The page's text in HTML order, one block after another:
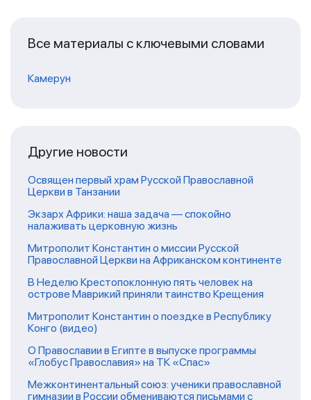
Все материалы с ключевыми словами
Камерун
Другие новости
Освящен первый храм Русской Православной
Церкви в Танзании
Экзарх Африки: наша задача — спокойно
налаживать церковную жизнь
Митрополит Константин о миссии Русской
Православной Церкви на Африканском континенте
В Неделю Крестопоклонную пять человек на
острове Маврикий приняли таинство Крещения
Митрополит Константин о поездке в Республику
Конго (видео)
О Православии в Египте в выпуске программы
«Глобус Православия» на ТК «Спас»
Межконтинентальный союз: ученики православной
гимназии в России обмениваются письмами с